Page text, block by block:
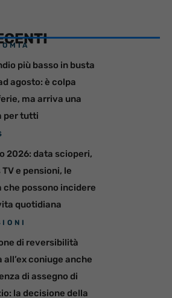
più basso in busta
agosto: è colpa
ma arriva una
per tutti
2026: data scioperi,
TV e pensioni, le
che possono incidere
quotidiana
di reversibilità
all’ex coniuge anche
di assegno di
la decisione della